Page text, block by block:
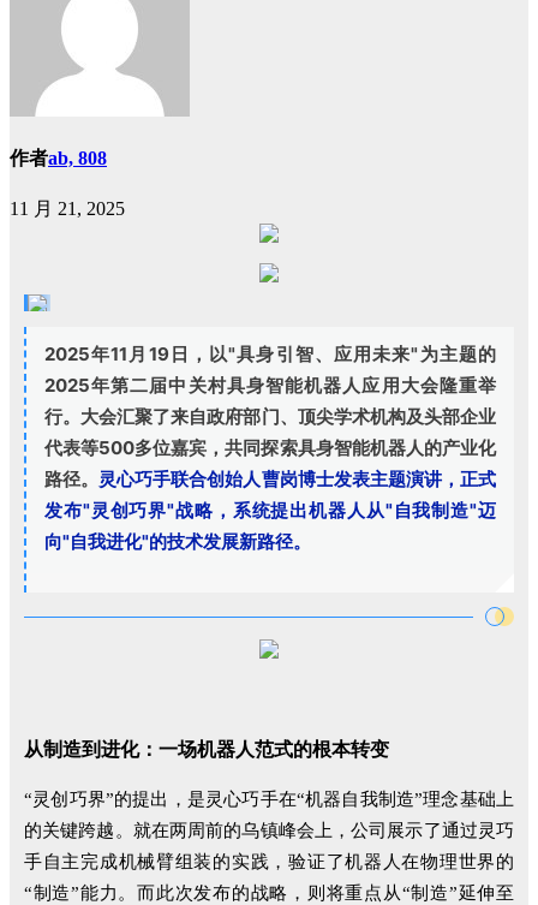
作者ab, 808
11 月 21, 2025
2025年11月19日，以"具身引智、应用未来"为主题的
2025年第二届中关村具身智能机器人应用大会隆重举
行。大会汇聚了来自政府部门、顶尖学术机构及头部企业
代表等500多位嘉宾，共同探索具身智能机器人的产业化
路径。 灵心巧手联合创始人曹岗博士发表主题演讲，正式
发布"灵创巧界"战略，系统提出机器人从"自我制造"迈
向"自我进化"的技术发展新路径。
从制造到进化：一场机器人范式的根本转变
“灵创巧界”的提出，是灵心巧手在“机器自我制造”理念基础上
的关键跨越。就在两周前的乌镇峰会上，公司展示了通过灵巧
手自主完成机械臂组装的实践，验证了机器人在物理世界的
“制造”能力。而此次发布的战略，则将重点从“制造”延伸至